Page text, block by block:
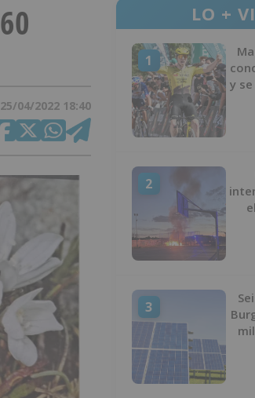
25/04/2022 18:40
LO +
1
y
2
3